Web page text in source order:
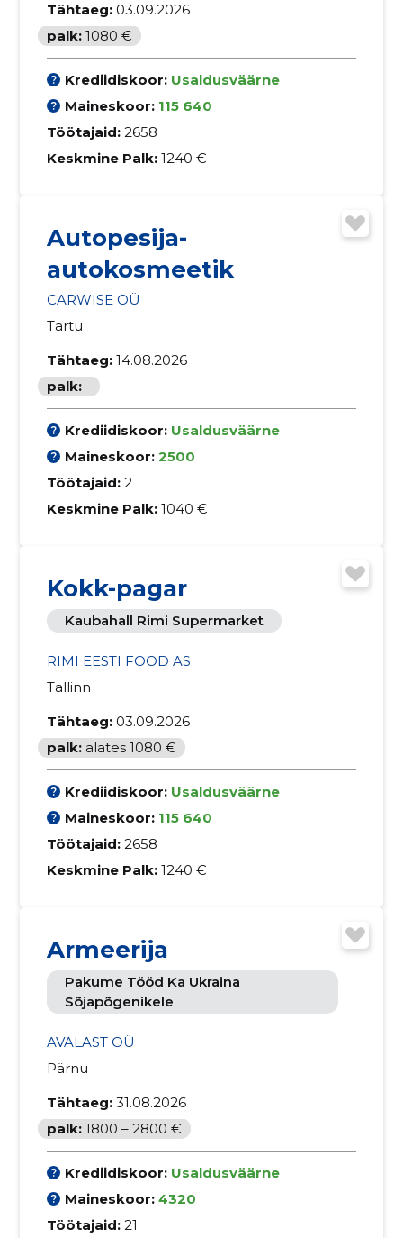
Tähtaeg: 03.09.2026
palk: 1080 €
Krediidiskoor: Usaldusväärne
Maineskoor: 115 640
Töötajaid: 2658
Keskmine Palk: 1240 €
Autopesija-
autokosmeetik
CARWISE OÜ
Tartu
Tähtaeg: 14.08.2026
palk: -
Krediidiskoor: Usaldusväärne
Maineskoor: 2500
Töötajaid: 2
Keskmine Palk: 1040 €
Kokk-pagar
Kaubahall Rimi Supermarket
RIMI EESTI FOOD AS
Tallinn
Tähtaeg: 03.09.2026
palk: alates 1080 €
Krediidiskoor: Usaldusväärne
Maineskoor: 115 640
Töötajaid: 2658
Keskmine Palk: 1240 €
Armeerija
Pakume Tööd Ka Ukraina
Sõjapõgenikele
AVALAST OÜ
Pärnu
Tähtaeg: 31.08.2026
palk: 1800 – 2800 €
Krediidiskoor: Usaldusväärne
Maineskoor: 4320
Töötajaid: 21